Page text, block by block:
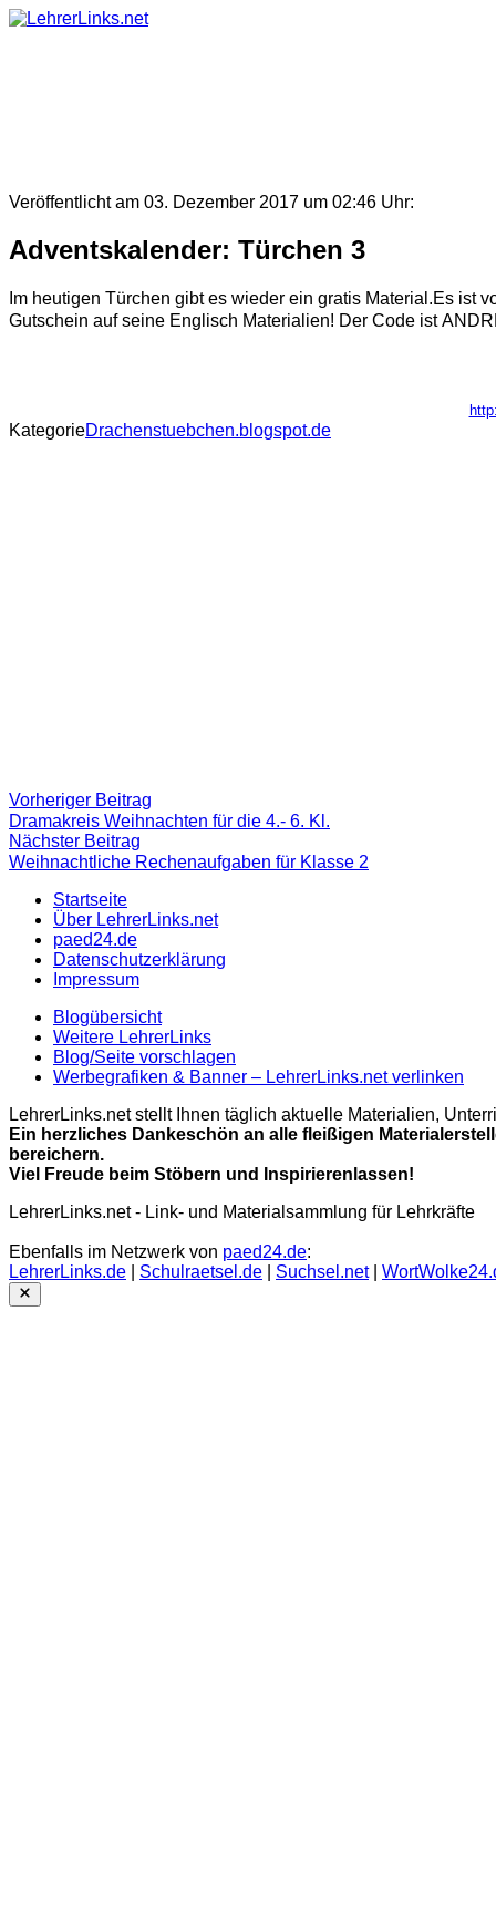
Skip
Veröffentlicht am 03. Dezember 2017 um 02:46 Uhr:
Adventskalender: Türchen 3
Im heutigen Türchen gibt es wieder ein gratis Material.Es ist
Gutschein auf seine Englisch Materialien! Der Code ist
KategorieDrachenstuebchen.blogspot.de
Beitragsnavigation
Vorheriger Beitrag
Beitrag:
Dramakreis Weihnachten für die 4.- 6. Kl.
Nächster Beitrag
Beitrag
Weihnachtliche Rechenaufgaben für Klasse 2
Startseite
Über LehrerLinks.net
paed24.de
Datenschutzerklärung
Impressum
Blogübersicht
Weitere LehrerLinks
Blog/Seite vorschlagen
Werbegrafiken & Banner – LehrerLinks.net verlinken
LehrerLinks.net stellt Ihnen täglich aktuelle Materialien,
Ein herzliches Dankeschön an alle fleißigen
bereichern.
Viel Freude beim Stöbern und Inspirierenlassen!
LehrerLinks.net - Link- und Materialsammlung für Lehrkräfte
Ebenfalls im Netzwerk von paed24.de:
LehrerLinks.de
Schulraetsel.de Suchsel.net|
Close